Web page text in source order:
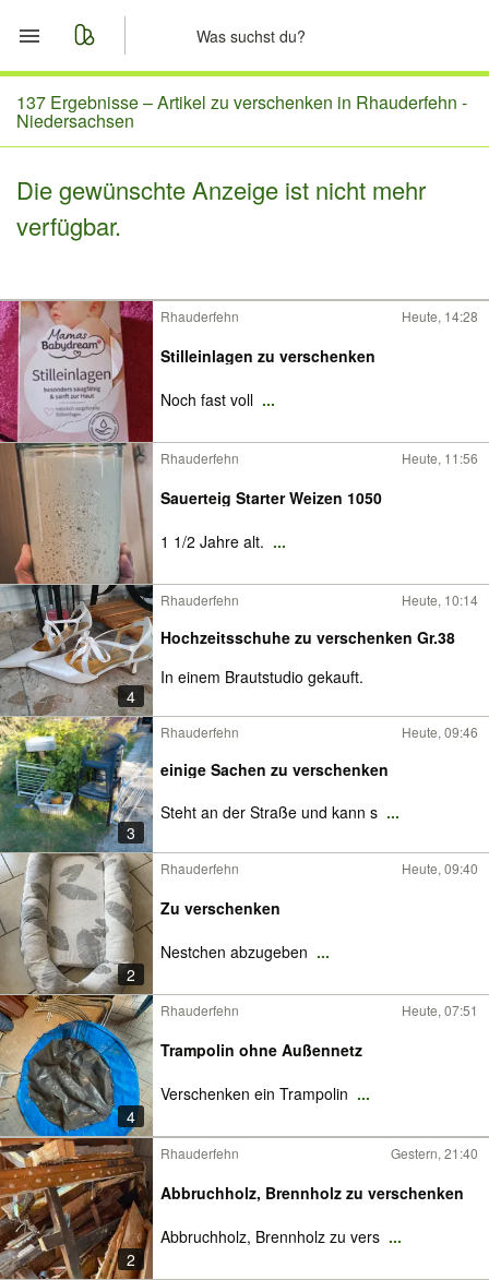
Start
Merkliste
Nachrichten
137 Ergebnisse –Artikel zu verschenken in Rhauderfehn -
Niedersachsen
Die gewünschte Anzeige ist nicht mehr
verfügbar.
Rhauderfehn Heute, 14:28
Stilleinlagen zu verschenken
Noch fast voll ...
Rhauderfehn Heute, 11:56
Sauerteig Starter Weizen 1050
1 1/2 Jahre alt. ...
4
Rhauderfehn Heute, 10:14
Hochzeitsschuhe zu verschenken Gr.38
In einem Brautstudio gekauft.
3
Rhauderfehn Heute, 09:46
einige Sachen zu verschenken
Steht an der Straße und kann s ...
2
Rhauderfehn Heute, 09:40
Zu verschenken
Nestchen abzugeben ...
4
Rhauderfehn Heute, 07:51
Trampolin ohne Außennetz
Verschenken ein Trampolin ...
2
Rhauderfehn Gestern, 21:40
Abbruchholz, Brennholz zu verschenken
Abbruchholz, Brennholz zu vers ...